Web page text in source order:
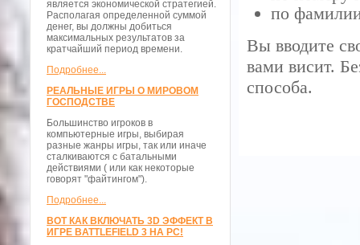
является экономической стратегией.
Располагая определенной суммой
денег, вы должны добиться
максимальных результатов за
кратчайший период времени.
Подробнее...
РЕАЛЬНЫЕ ИГРЫ О МИРОВОМ
ГОСПОДСТВЕ
Большинство игроков в
компьютерные игры, выбирая
разные жанры игры, так или иначе
сталкиваются с батальными
действиями ( или как некоторые
говорят "файтингом").
Подробнее...
ВОТ КАК ВКЛЮЧАТЬ 3D ЭФФЕКТ В
ИГРЕ BATTLEFIELD 3 НА PC!
по
Вы вводите
вами висит.
способа.